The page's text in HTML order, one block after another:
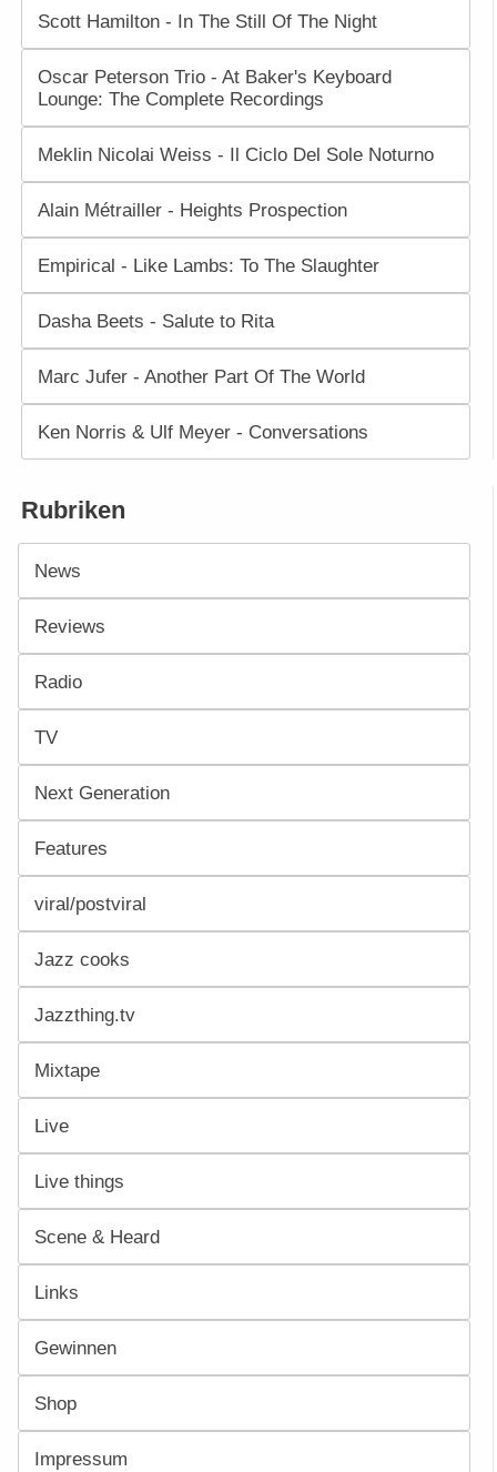
Scott Hamilton - In The Still Of The Night
Oscar Peterson Trio - At Baker's Keyboard
Lounge: The Complete Recordings
Meklin Nicolai Weiss - Il Ciclo Del Sole Noturno
Alain Métrailler - Heights Prospection
Empirical - Like Lambs: To The Slaughter
Dasha Beets - Salute to Rita
Marc Jufer - Another Part Of The World
Ken Norris & Ulf Meyer - Conversations
Rubriken
News
Reviews
Radio
TV
Next Generation
Features
viral/postviral
Jazz cooks
Jazzthing.tv
Mixtape
Live
Live things
Scene & Heard
Links
Gewinnen
Shop
Impressum